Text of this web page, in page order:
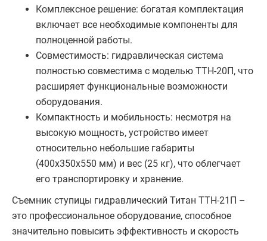
Комплексное решение: богатая комплектация
включает все необходимые компоненты для
полноценной работы.
Совместимость: гидравлическая система
полностью совместима с моделью ТТН-20П, что
расширяет функциональные возможности
оборудования.
Компактность и мобильность: несмотря на
высокую мощность, устройство имеет
относительно небольшие габариты
(400х350х550 мм) и вес (25 кг), что облегчает
его транспортировку и хранение.
Съемник ступицы гидравлический Титан ТТН-21П –
это профессиональное оборудование, способное
значительно повысить эффективность и скорость